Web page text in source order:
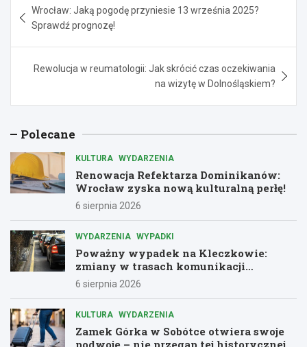
wpisu
Wrocław: Jaką pogodę przyniesie 13 września 2025?
Sprawdź prognozę!
Rewolucja w reumatologii: Jak skrócić czas oczekiwania
na wizytę w Dolnośląskiem?
Polecane
KULTURA WYDARZENIA
Renowacja Refektarza Dominikanów:
Wrocław zyska nową kulturalną perłę!
6 sierpnia 2026
WYDARZENIA WYPADKI
Poważny wypadek na Kleczkowie:
zmiany w trasach komunikacji
miejskiej
6 sierpnia 2026
KULTURA WYDARZENIA
Zamek Górka w Sobótce otwiera swoje
podwoje – nie przegap tej historycznej